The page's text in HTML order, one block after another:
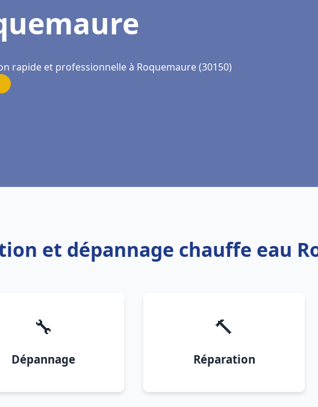
rapide et professionnelle à Roquemaure (30150)
et dépannage chauffe eau
🔧
Dépannage
🔨
Réparation